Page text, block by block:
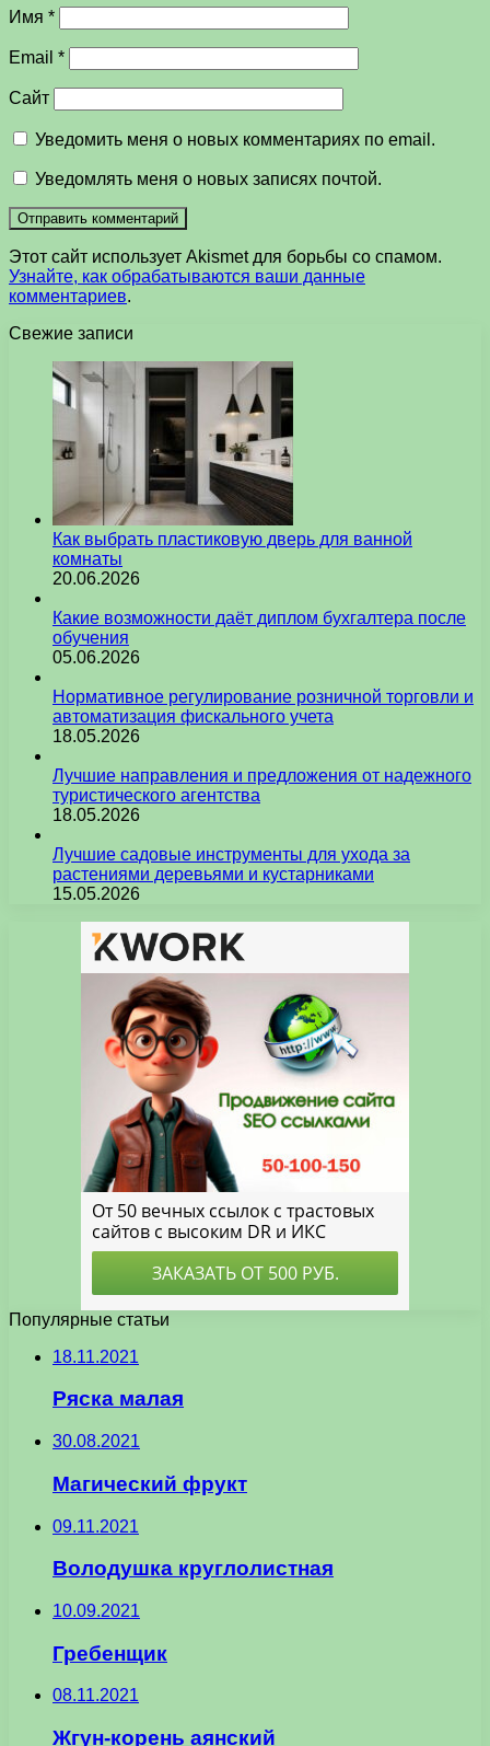
Имя *
Email *
Сайт
Уведомить меня о новых комментариях по email.
Уведомлять меня о новых записях почтой.
Этот сайт использует Akismet для борьбы со спамом.
Узнайте, как обрабатываются ваши данные
комментариев.
Свежие записи
Как выбрать пластиковую дверь для ванной
комнаты
20.06.2026
Какие возможности даёт диплом бухгалтера после
обучения
05.06.2026
Нормативное регулирование розничной торговли и
автоматизация фискального учета
18.05.2026
Лучшие направления и предложения от надежного
туристического агентства
18.05.2026
Лучшие садовые инструменты для ухода за
растениями деревьями и кустарниками
15.05.2026
Популярные статьи
18.11.2021
Ряска малая
30.08.2021
Магический фрукт
09.11.2021
Володушка круглолистная
10.09.2021
Гребенщик
08.11.2021
Жгун-корень аянский